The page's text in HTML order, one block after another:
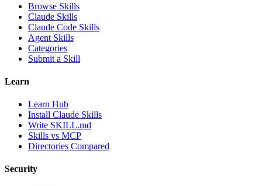
Browse Skills
Claude Skills
Claude Code Skills
Agent Skills
Categories
Submit a Skill
Learn
Learn Hub
Install Claude Skills
Write SKILL.md
Skills vs MCP
Directories Compared
Security